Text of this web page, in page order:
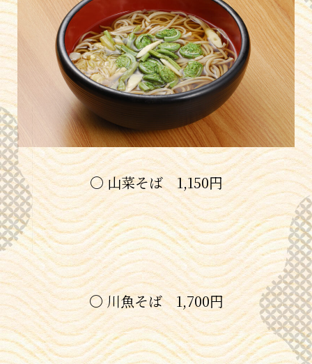
〇 山菜そば 1,150円
〇 川魚そば 1,700円